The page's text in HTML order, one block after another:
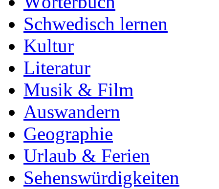
Schwedisch lernen
Kultur
Literatur
Musik & Film
Auswandern
Geographie
Urlaub & Ferien
Sehenswürdigkeiten